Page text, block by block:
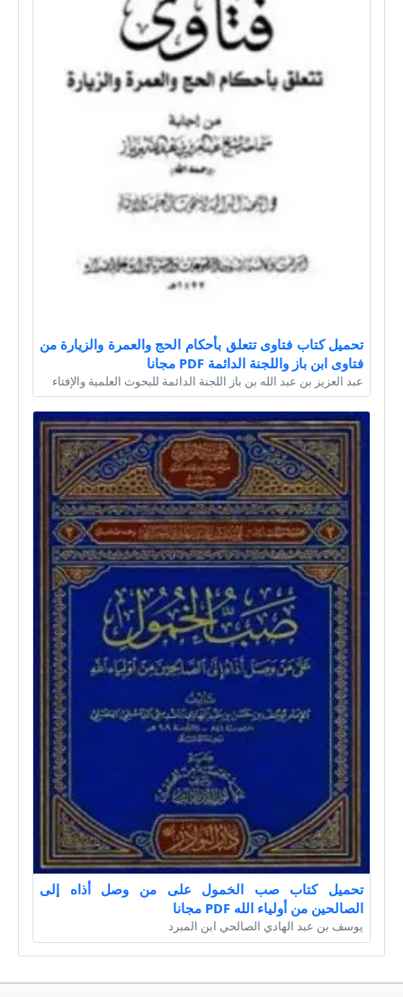
تحميل كتاب فتاوى تتعلق بأحكام الحج والعمرة والزيارة من
فتاوى ابن باز واللجنة الدائمة PDF مجانا
عبد العزيز بن عبد الله بن باز اللجنة الدائمة للبحوث العلمية والإفتاء
تحميل كتاب صب الخمول على من وصل أذاه إلى
الصالحين من أولياء الله PDF مجانا
يوسف بن عبد الهادي الصالحي ابن المبرد